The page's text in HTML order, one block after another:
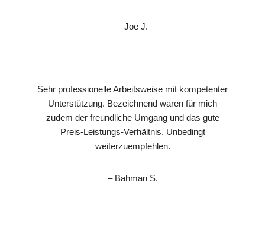
– Joe J.
Sehr professionelle Arbeitsweise mit kompetenter
Unterstützung. Bezeichnend waren für mich
zudem der freundliche Umgang und das gute
Preis-Leistungs-Verhältnis. Unbedingt
weiterzuempfehlen.
– Bahman S.